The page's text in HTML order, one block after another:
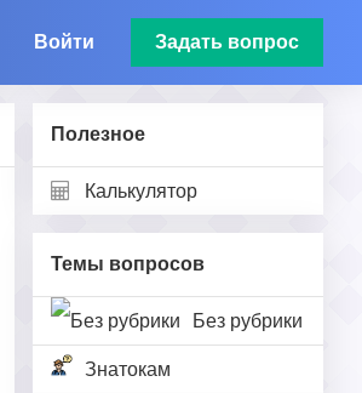
Войти Задать вопрос
Полезное
Калькулятор
Темы вопросов
Без рубрики
Знатокам